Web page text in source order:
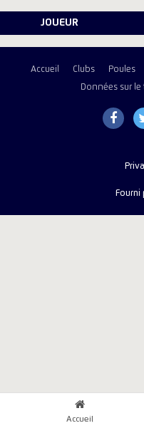
JOUEUR
Accueil Clubs Poules
Données sur
Fourni
Accueil